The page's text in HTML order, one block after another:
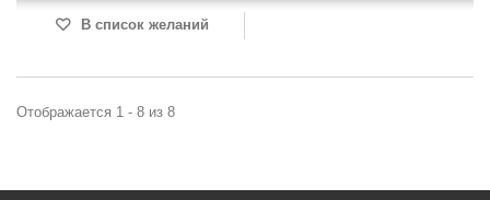
В список желаний
Отображается 1 - 8 из 8